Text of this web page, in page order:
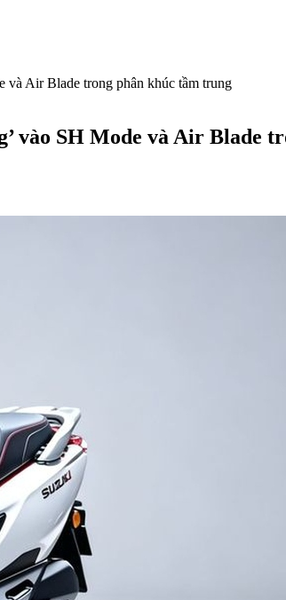
và Air Blade trong phân khúc tầm trung
vào SH Mode và Air Blade